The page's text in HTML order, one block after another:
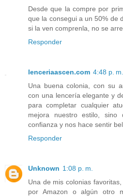
Desde que la compre por
que la consegui a un 50% de
si la ven comprenla, no se
Responder
lenceriaascen.com 4:48 p. m.
Una buena colonia, con su
con una lencería elegante y
para completar cualquier
mejora nuestro estilo, sino
confianza y nos hace sentir
Responder
Unknown 1:08 p. m.
Una de mis colonias
por Amazon o algún otro